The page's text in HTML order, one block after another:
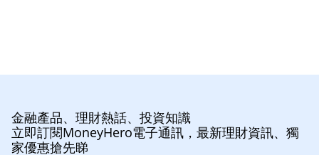
金融產品、理財熱話、投資知識
立即訂閱MoneyHero電子通訊，最新理財資訊、獨
家優惠搶先睇